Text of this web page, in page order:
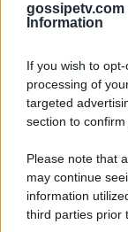
gossipetv.com
Information
If you wish to
processing of
targeted
section to confirm
Please note that
may continue
information
third parties prior
Gossip e TV è
viale Luigi
P.Iva